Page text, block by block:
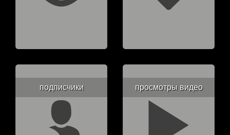
подписчики просмотры видео